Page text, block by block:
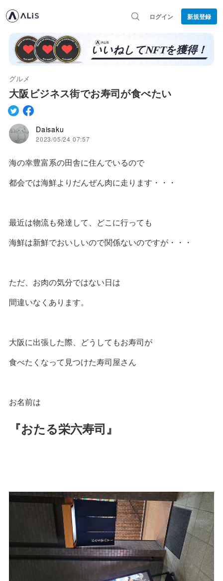
ログイン 新規登録
グルメ
大阪ビジネス街でお寿司が食べたい
Daisaku
2023/05/24 07:57
海の幸豊富系の田舎に住んでいるので
都会では海鮮よりだんぜん肉に走ります・・・
最近は物流も発達して、どこに行っても
海鮮は新鮮でおいしいので関係ないのですが・・・
ただ、お肉の気分ではない日は
間違いなくあります。
大阪に出張した際、どうしてもお寿司が
食べたくなって見つけた寿司屋さん
お名前は
『おたる栄六寿司』